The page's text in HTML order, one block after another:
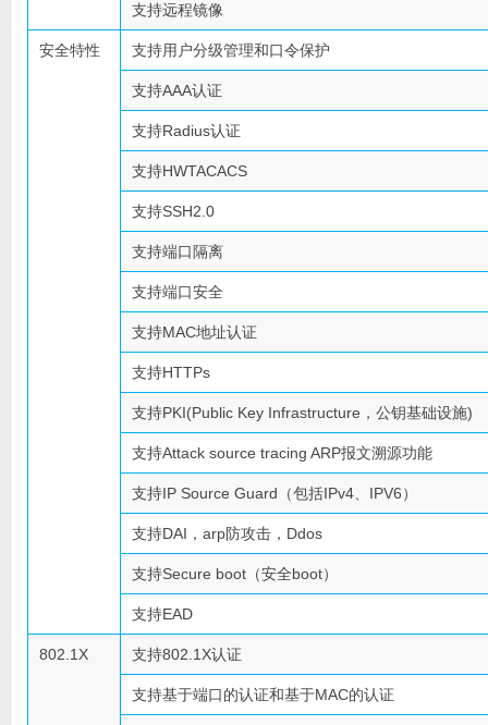
支持远程镜像
安全特性 支持用户分级管理和口令保护
支持AAA认证
支持Radius认证
支持HWTACACS
支持SSH2.0
支持端口隔离
支持端口安全
支持MAC地址认证
支持HTTPs
支持PKI(Public Key Infrastructure，公钥基础设施)
支持Attack source tracing ARP报文溯源功能
支持IP Source Guard（包括IPv4、IPV6）
支持DAI，arp防攻击，Ddos
支持Secure boot（安全boot）
支持EAD
802.1X 支持802.1X认证
支持基于端口的认证和基于MAC的认证